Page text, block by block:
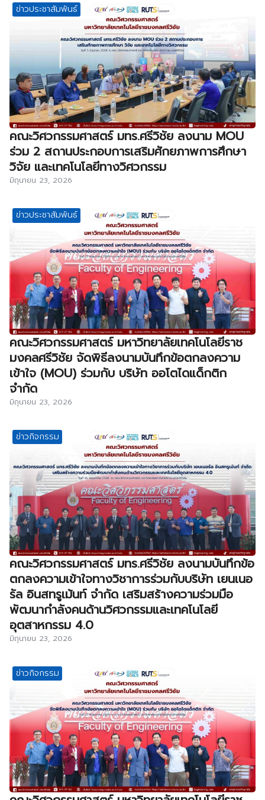
ข่าวประชาสัมพันธ์
คณะวิศวกรรมศาสตร์ มทร.ศรีวิชัย ลงนาม MOU
ร่วม 2 สถานประกอบการเสริมศักยภาพการศึกษา
วิจัย และเทคโนโลยีทางวิศวกรรม
มิถุนายน 23, 2026
ข่าวประชาสัมพันธ์
คณะวิศวกรรมศาสตร์ มหาวิทยาลัยเทคโนโลยีราช
มงคลศรีวิชัย จัดพิธีลงนามบันทึกข้อตกลงความ
เข้าใจ (MOU) ร่วมกับ บริษัท ออโตไดแด็กติก
จำกัด
มิถุนายน 23, 2026
ข่าวกิจกรรม
คณะวิศวกรรมศาสตร์ มทร.ศรีวิชัย ลงนามบันทึกข้อ
ตกลงความเข้าใจทางวิชาการร่วมกับบริษัท เยนเนอ
รัล อินสทรูเม้นท์ จำกัด เสริมสร้างความร่วมมือ
พัฒนากำลังคนด้านวิศวกรรมและเทคโนโลยี
อุตสาหกรรม 4.0
มิถุนายน 23, 2026
ข่าวกิจกรรม